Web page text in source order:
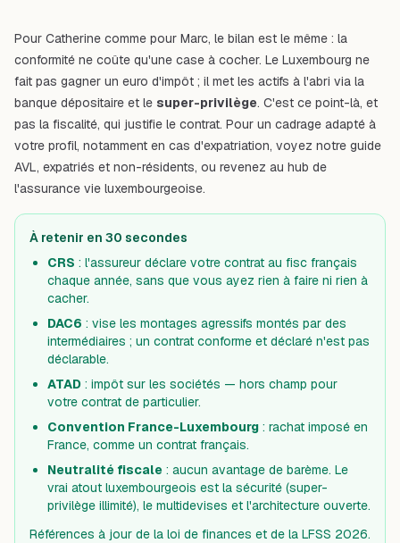
Pour Catherine comme pour Marc, le bilan est le même : la
conformité ne coûte qu'une case à cocher. Le Luxembourg ne
fait pas gagner un euro d'impôt ; il met les actifs à l'abri via la
banque dépositaire et le super-privilège. C'est ce point-là, et
pas la fiscalité, qui justifie le contrat. Pour un cadrage adapté à
votre profil, notamment en cas d'expatriation, voyez notre guide
AVL, expatriés et non-résidents, ou revenez au hub de
l'assurance vie luxembourgeoise.
À retenir en 30 secondes
CRS : l'assureur déclare votre contrat au fisc français
chaque année, sans que vous ayez rien à faire ni rien à
cacher.
DAC6 : vise les montages agressifs montés par des
intermédiaires ; un contrat conforme et déclaré n'est pas
déclarable.
ATAD : impôt sur les sociétés — hors champ pour
votre contrat de particulier.
Convention France-Luxembourg : rachat imposé en
France, comme un contrat français.
Neutralité fiscale : aucun avantage de barème. Le
vrai atout luxembourgeois est la sécurité (super-
privilège illimité), le multidevises et l'architecture ouverte.
Références à jour de la loi de finances et de la LFSS 2026.